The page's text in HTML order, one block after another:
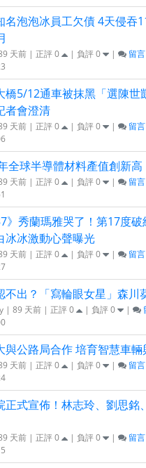
名泡泡冰員工欠債 4天侵吞
天前 | 正評0 | 負評0 | 留言
橋5/12通車被抹黑「選陳世
者會澄清
天前 | 正評0 | 負評0 | 留言
全球半導體材料產值創新高
天前 | 正評0 | 負評0 | 留言
》秀蘭瑪雅哭了！第17度
冰冰激動心聲曝光
天前 | 正評0 | 負評0 | 留言
不出？「寫輪眼女星」森川
| 89 天前 | 正評0 | 負評0 |
與公路局合作 培育智慧車
天前 | 正評0 | 負評0 | 留言
正式宣佈！林志玲、劉思銘
天前 | 正評0 | 負評0 | 留言